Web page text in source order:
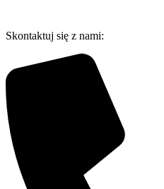
treści
Skontaktuj się z nami: